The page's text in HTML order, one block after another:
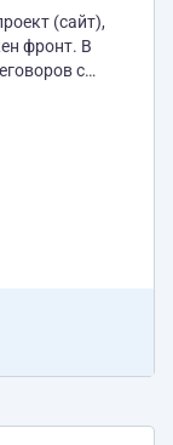
(сайт),
фронт. В
с
сможет